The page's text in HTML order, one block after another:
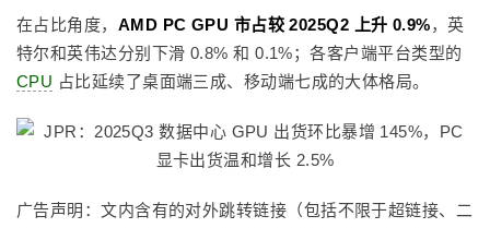
在占比角度， AMD PC GPU 市占较 2025Q2 上升 0.9%，英
特尔和英伟达分别下滑 0.8% 和 0.1%；各客户端平台类型的
CPU 占比延续了桌面端三成、移动端七成的大体格局。
广告声明：文内含有的对外跳转链接（包括不限于超链接、二